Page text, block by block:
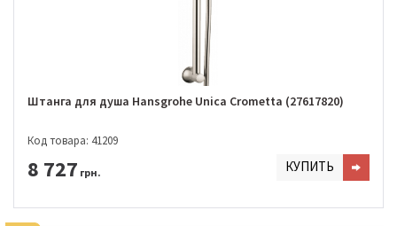
Штанга для душа Hansgrohe Unica Crometta (27617820)
Код товара: 41209
8 727 грн. КУПИТЬ